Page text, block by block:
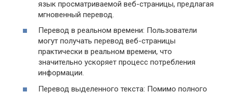
язык просматриваемой веб-страницы, предлагая
мгновенный перевод.
Перевод в реальном времени: Пользователи
могут получать перевод веб-страницы
практически в реальном времени, что
значительно ускоряет процесс потребления
информации.
Перевод выделенного текста: Помимо полного